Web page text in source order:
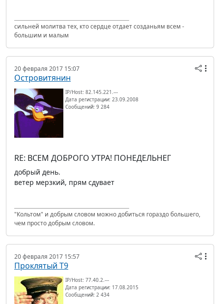
сильней молитва тех, кто сердце отдает созданьям всем -
большим и малым
20 февраля 2017 15:07
Островитянин
IP/Host: 82.145.221.---
Дата регистрации: 23.09.2008
Сообщений: 9 284
RE: ВСЕМ ДОБРОГО УТРА! ПОНЕДЕЛЬНЕГ
добрый день.
ветер мерзкий, прям сдувает
"Кольтом" и добрым словом можно добиться гораздо большего,
чем просто добрым словом.
20 февраля 2017 15:57
Проклятый Т9
IP/Host: 77.40.2.---
Дата регистрации: 17.08.2015
Сообщений: 2 434